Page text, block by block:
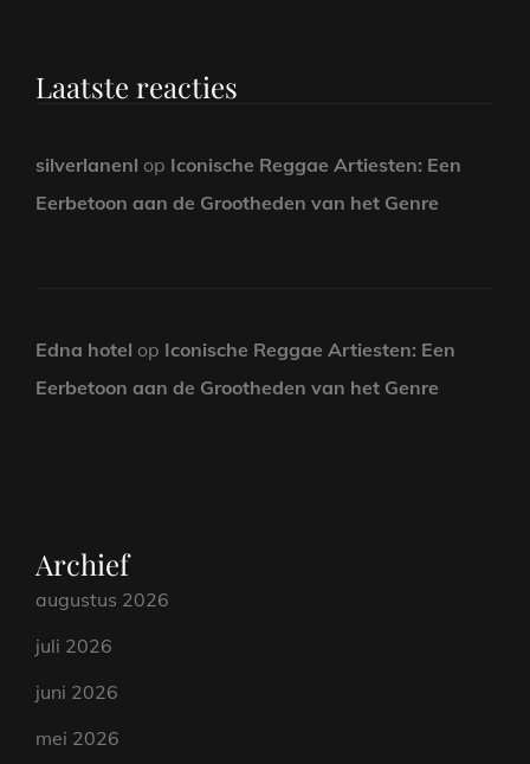
Laatste reacties
silverlanenl op Iconische Reggae Artiesten: Een
Eerbetoon aan de Grootheden van het Genre
Edna hotel op Iconische Reggae Artiesten: Een
Eerbetoon aan de Grootheden van het Genre
Archief
augustus 2026
juli 2026
juni 2026
mei 2026